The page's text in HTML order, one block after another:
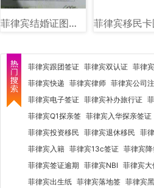
菲律宾结婚证图片样式讲解
菲律宾跟团签证 菲律宾双认证 菲律
菲律宾快递 菲律宾律师 菲律宾公司
菲律宾电子签证 菲律宾补办旅行证
菲律宾Q1探亲签 菲律宾入华探亲签证
菲律宾投资移民 菲律宾退休移民 菲
菲律宾入籍 菲律宾13c签证 菲律宾
菲律宾签证逾期 菲律宾NBI 菲律宾大
菲律宾出生纸 菲律宾落地签 菲律宾